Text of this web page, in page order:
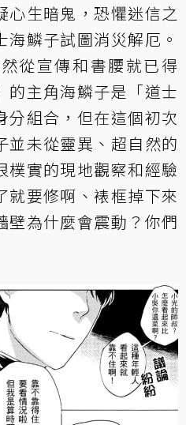
心生暗鬼，恐懼迷信之
鱗子試圖消災解厄。
從宣傳和書腰就已得
的主角海鱗子是「道士
分組合，但在這個初次
並未從靈異、超自然的
樸實的現地觀察和經驗
就要修啊、裱框掉下來
壁為什麼會震動？你們